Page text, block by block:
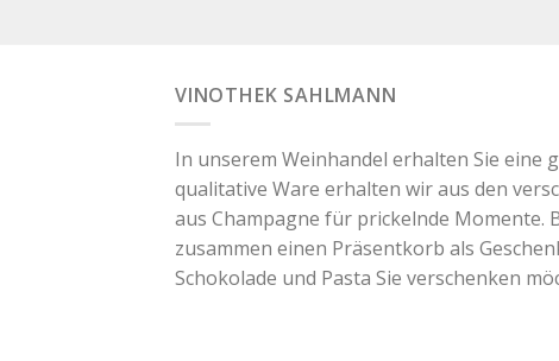
VINOTHEK SAHLMANN
In unserem Weinhandel erhalten Sie eine
qualitative Ware erhalten wir aus den
aus Champagne für prickelnde Momente.
zusammen einen Präsentkorb als
Schokolade und Pasta Sie verschenken